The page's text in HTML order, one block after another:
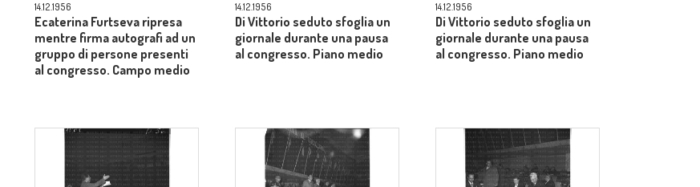
14.12.1956
Ecaterina Furtseva ripresa
mentre firma autografi ad un
gruppo di persone presenti
al congresso. Campo medio
14.12.1956
Di Vittorio seduto sfoglia un
giornale durante una pausa
al congresso. Piano medio
14.12.1956
Di Vittorio seduto sfoglia un
giornale durante una pausa
al congresso. Piano medio